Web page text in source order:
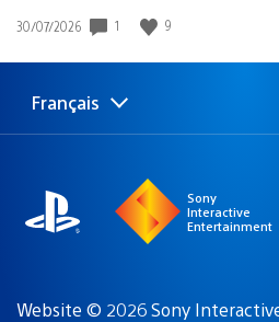
Date
publication
30/07/2026 1 9
Choisir
Région
Français
Sony
Interactive
Entertainment
Website © 2026 Sony